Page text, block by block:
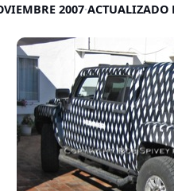
2007·ACTUALIZADO